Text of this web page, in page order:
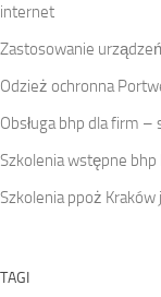
internet
Zastosowanie
Odzież ochronna
Obsługa bhp dla firm
Szkolenia wstępne
Szkolenia ppoż
TAGI